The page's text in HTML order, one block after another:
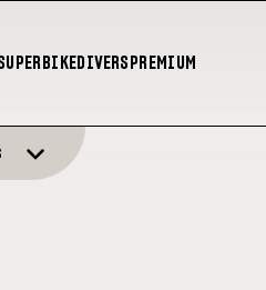
DIVERS PREMIUM